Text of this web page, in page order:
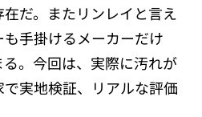
だ。またリンレイと言え
手掛けるメーカーだけ
。今回は、実際に汚れが
実地検証、リアルな評価